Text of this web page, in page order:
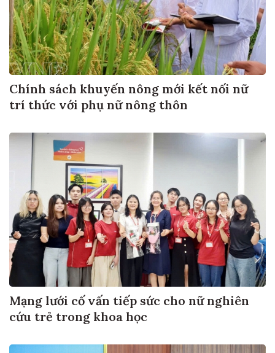
Chính sách khuyến nông mới kết nối nữ
trí thức với phụ nữ nông thôn
Mạng lưới cố vấn tiếp sức cho nữ nghiên
cứu trẻ trong khoa học